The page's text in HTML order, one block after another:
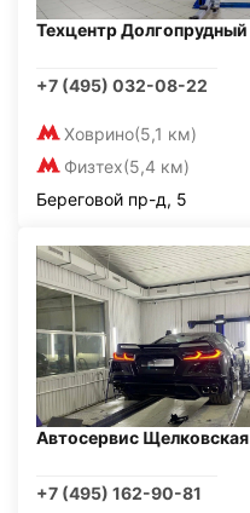
Техцентр Долгопрудный
+7 (495) 032-08-22
Ховрино(5,1 км)
Физтех(5,4 км)
Береговой пр-д, 5
Автосервис Щелковская
+7 (495) 162-90-81